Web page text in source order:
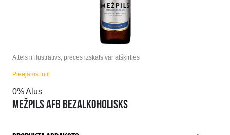
Attēls ir ilustratīvs, preces izskats var atšķirties
Pieejams tūlīt
0% Alus
MEŽPILS AFB BEZALKOHOLISKS